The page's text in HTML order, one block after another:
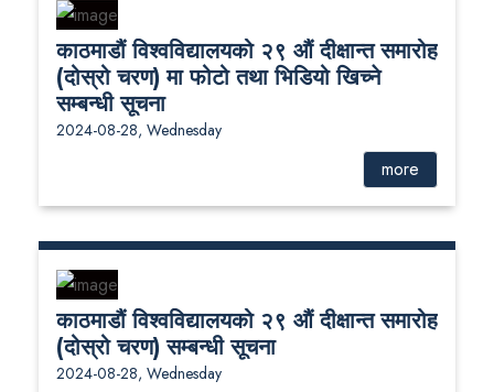
काठमाडौं विश्वविद्यालयको २९ औं दीक्षान्त समारोह
(दोस्रो चरण) मा फोटो तथा भिडियो खिच्ने
सम्बन्धी सूचना
2024-08-28, Wednesday
more
काठमाडौं विश्वविद्यालयको २९ औं दीक्षान्त समारोह
(दोस्रो चरण) सम्बन्धी सूचना
2024-08-28, Wednesday